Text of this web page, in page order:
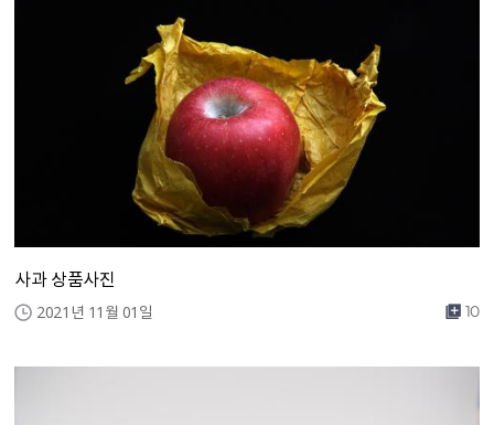
사과 상품사진
2021년 11월 01일 10